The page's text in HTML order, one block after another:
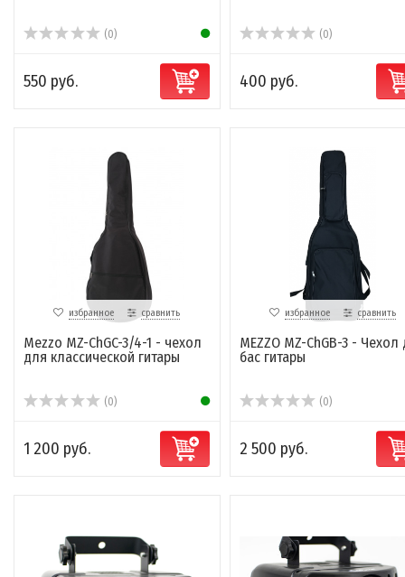
(0)
550 руб.
(0)
400 руб.
избранное сравнить
Mezzo MZ-ChGC-3/4-1 - чехол
для классической гитары
(0)
1 200 руб.
избранное сравнить
MEZZO MZ-ChGB-3 - Чехол
бас гитары
(0)
2 500 руб.